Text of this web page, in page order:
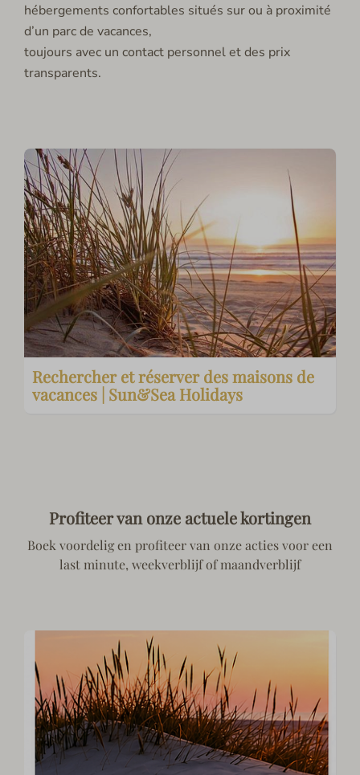
hébergements confortables situés sur ou à proximité
d’un parc de vacances,
toujours avec un contact personnel et des prix
transparents.
Rechercher et réserver des maisons de
vacances | Sun&Sea Holidays
Profiteer van onze actuele kortingen
Boek voordelig en profiteer van onze acties voor een
last minute, weekverblijf of maandverblijf